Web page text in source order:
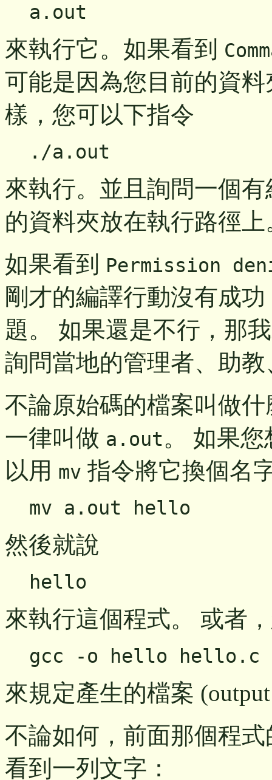
a.out
來執行它。如果看到
可能是因為您目前的資
樣，您可以下指令
./a.out
來執行。並且詢問一個
的資料夾放在執行路徑上
如果看到
Permission
剛才的編譯行動沒有成
題。 如果還是不行，那
詢問當地的管理者、助
不論原始碼的檔案叫做
一律叫做 a.out。 如果
以用 mv 指令將它換個名
mv a.out hello
然後就說
hello
來執行這個程式。 或者
gcc -o hello hello.c
來規定產生的檔案
不論如何，前面那個程
看到一列文字：